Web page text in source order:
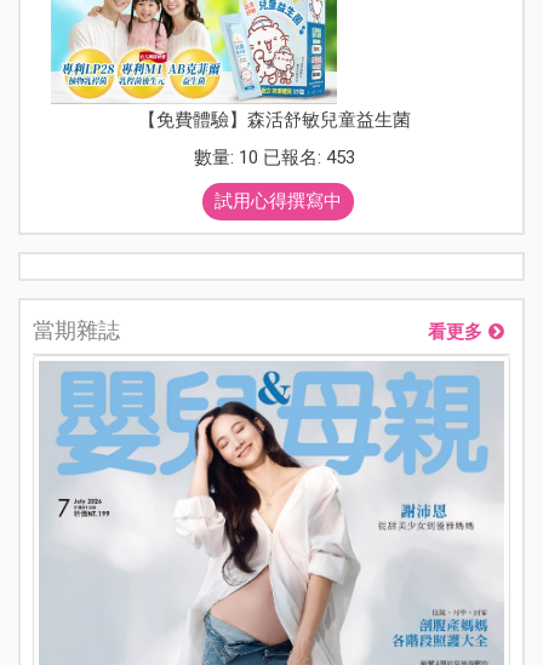
【免費體驗】森活舒敏兒童益生菌
數量: 10 已報名: 453
試用心得撰寫中
當期雜誌 看更多